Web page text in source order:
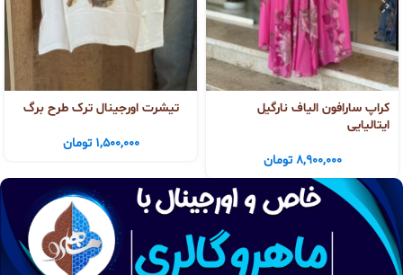
کراپ سارافون الیاف نارگیل
ایتالیایی
8,900,000 تومان
تیشرت اورجینال ترک طرح برگ
1,500,000 تومان